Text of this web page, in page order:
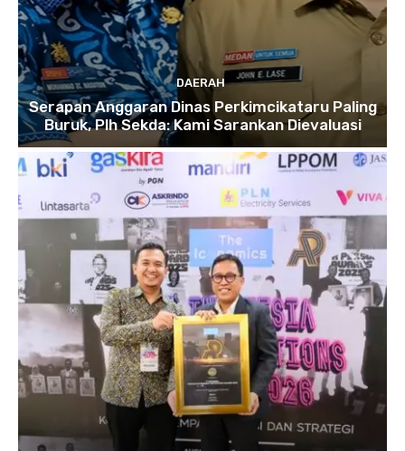
DAERAH
Serapan Anggaran Dinas Perkimcikataru Paling
Buruk, Plh Sekda: Kami Sarankan Dievaluasi